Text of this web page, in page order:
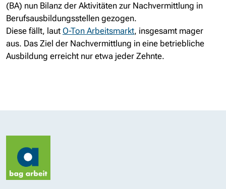
(BA) nun Bilanz der Aktivitäten zur Nachvermittlung in
Berufsausbildungsstellen gezogen.
Diese fällt, laut O-Ton Arbeitsmarkt, insgesamt mager
aus. Das Ziel der Nachvermittlung in eine betriebliche
Ausbildung erreicht nur etwa jeder Zehnte.